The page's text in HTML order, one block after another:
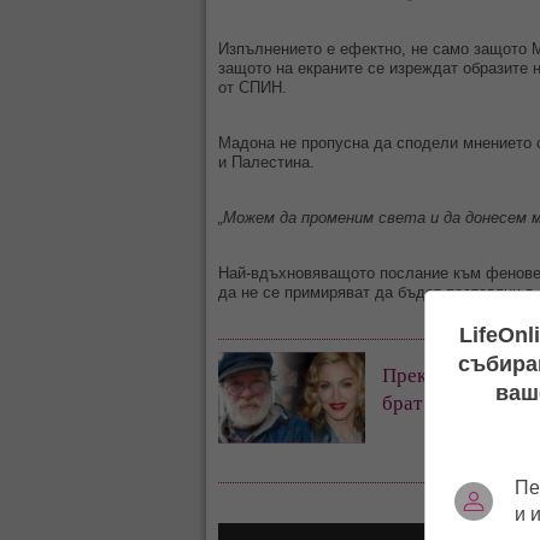
Изпълнението е ефектно, не само защото
защото на екраните се изреждат
от СПИН.
Мадона не пропусна да сподели
и Палестина.
„Можем да променим света и да донесем
Най-вдъхновяващото послание към
да не се примиряват да бъдат поставяни
Прекомерно
брат на Мадона
и